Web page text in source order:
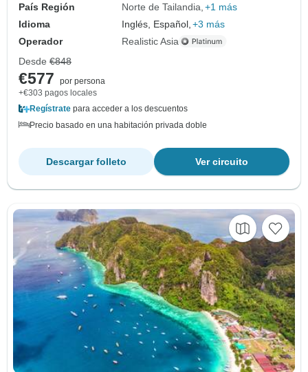
País Región
Norte de Tailandia +1 más
Idioma
Inglés, Español, +3 más
Operador
Realistic Asia
Desde €848
€577
por persona
+€303 pagos locales
Regístrate para acceder a los descuentos
Precio basado en una habitación privada doble
Ver circuito
Descargar folleto